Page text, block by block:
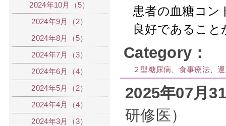
患者の血糖コン
良好であること
Category：
２型糖尿病 食事療法 、
2025年07月
研修医）
2024年10月（5）
2024年9月（2）
2024年8月（5）
2024年7月（3）
2024年6月（4）
2024年5月（2）
2024年4月（4）
2024年3月（3）